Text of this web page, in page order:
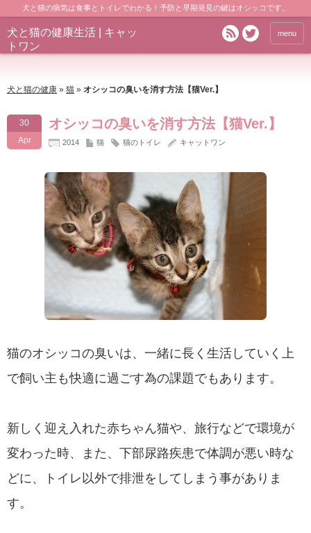
犬と猫の病気は食事とトイレでわかる！予防と早期発見の鍵はオシッコです。
犬と猫の健康生活 | キャッ
トワン
menu
犬と猫の健康 » 猫 » オシッコの臭いを消す方法【猫Ver.】
30
Apr
オシッコの臭いを消す方法【猫Ver.】
2014 猫 猫のトイレ キャットワン
猫のオシッコの臭いは、一緒に長く生活していく上
で飼い主も快適に過ごす為の課題でもあります。
新しく迎え入れた赤ちゃん猫や、旅行などで環境が
変わった時、また、下部尿路疾患で体調が悪い時な
どに、トイレ以外で排泄をしてしまう事がありま
す。